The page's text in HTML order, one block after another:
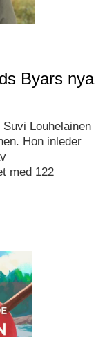
Byars nya
Louhelainen
Hon inleder
med 122